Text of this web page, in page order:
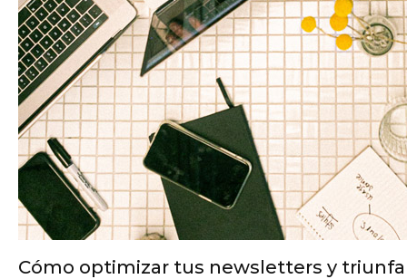
Cómo optimizar tus newsletters y